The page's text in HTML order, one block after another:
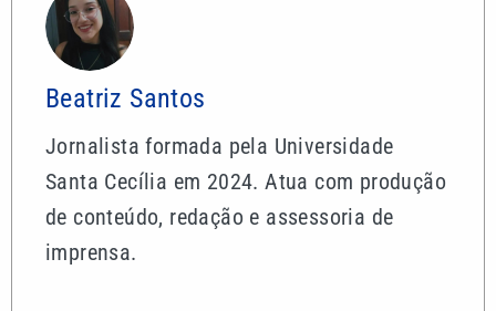
Beatriz Santos
Jornalista formada pela Universidade
Santa Cecília em 2024. Atua com produção
de conteúdo, redação e assessoria de
imprensa.